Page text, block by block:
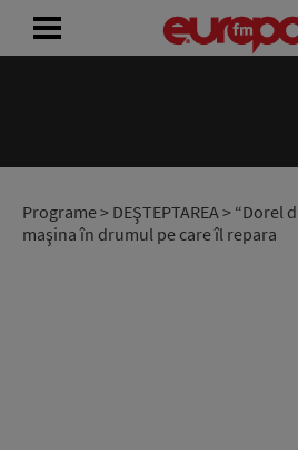
Programe> DEŞTEPTAREA> “Dorel
maşina în drumul pe care îl repara
RADIO